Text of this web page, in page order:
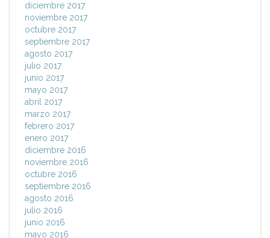
diciembre 2017
noviembre 2017
octubre 2017
septiembre 2017
agosto 2017
julio 2017
junio 2017
mayo 2017
abril 2017
marzo 2017
febrero 2017
enero 2017
diciembre 2016
noviembre 2016
octubre 2016
septiembre 2016
agosto 2016
julio 2016
junio 2016
mayo 2016